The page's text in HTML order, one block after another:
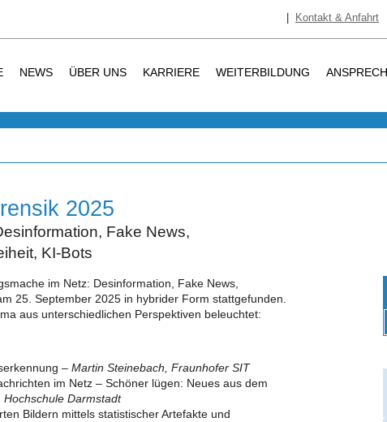
Kontakt & Anfahrt
NEWS ÜBER UNS KARRIERE WEITERBILDUNG
2025
Fake News,
KI-Bots
im Netz: Desinformation, Fake News,
25. September 2025 in hybrider Form stattgefunden.
aus unterschiedlichen Perspektiven beleuchtet:
– Martin Steinebach, Fraunhofer SIT
im Netz – Schöner lügen: Neues aus dem
Hochschule Darmstadt
Bildern mittels statistischer Artefakte und